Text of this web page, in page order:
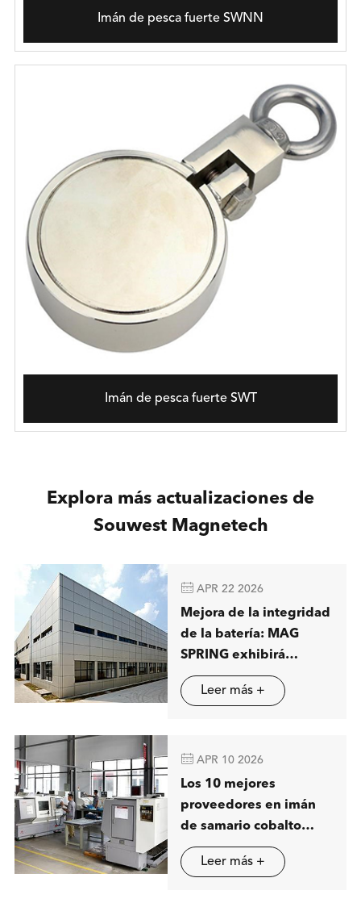
Imán de pesca fuerte SWNN
Imán de pesca fuerte SWT
Explora más actualizaciones de
Souwest Magnetech
 APR 22 2026
Mejora de la integridad
de la batería: MAG
SPRING exhibirá
soluciones avanzadas
de separación
Leer más +
 APR 10 2026
Los 10 mejores
proveedores en imán
de samario cobalto
(SmCo) en China
Leer más +